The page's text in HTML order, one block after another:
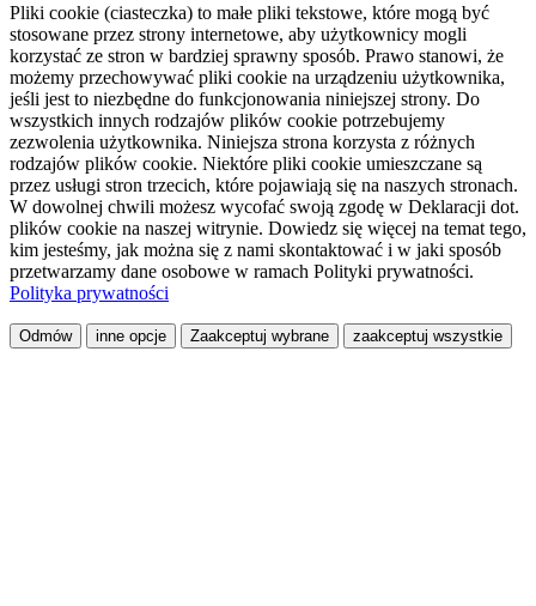
Pliki cookie (ciasteczka) to małe pliki tekstowe, które mogą być
stosowane przez strony internetowe, aby użytkownicy mogli
korzystać ze stron w bardziej sprawny sposób. Prawo stanowi, że
możemy przechowywać pliki cookie na urządzeniu użytkownika,
jeśli jest to niezbędne do funkcjonowania niniejszej strony. Do
wszystkich innych rodzajów plików cookie potrzebujemy
zezwolenia użytkownika. Niniejsza strona korzysta z różnych
rodzajów plików cookie. Niektóre pliki cookie umieszczane są
przez usługi stron trzecich, które pojawiają się na naszych stronach.
W dowolnej chwili możesz wycofać swoją zgodę w Deklaracji dot.
plików cookie na naszej witrynie. Dowiedz się więcej na temat tego,
kim jesteśmy, jak można się z nami skontaktować i w jaki sposób
przetwarzamy dane osobowe w ramach Polityki prywatności.
Polityka prywatności
Odmów inne opcje Zaakceptuj wybrane zaakceptuj wszystkie